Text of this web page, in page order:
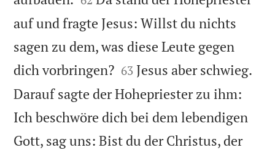
auf und fragte Jesus: Willst du nichts
sagen zu dem, was diese Leute gegen
dich vorbringen?
63 Jesus aber schwieg.
Darauf sagte der Hohepriester zu ihm:
Ich beschwöre dich bei dem lebendigen
Gott, sag uns: Bist du der Christus, der